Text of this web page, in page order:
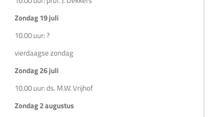
Zondag 19 juli
10.00 uur: ?
vierdaagse zondag
Zondag 26 juli
10.00 uur: ds. M.W. Vrijhof
Zondag 2 augustus